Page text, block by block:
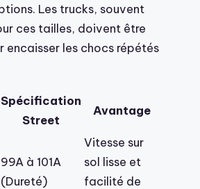
Les trucks, souvent
ces tailles, doivent être
encaisser les chocs répétés
Spécification
Street
Avantage
99A à 101A
(Dureté)
Vitesse sur
sol lisse et
facilité de